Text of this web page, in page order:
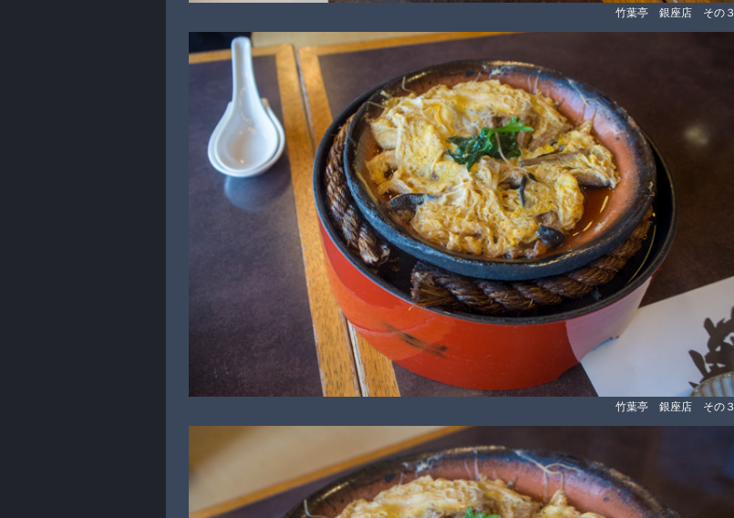
竹葉亭 銀座店 その３
竹葉亭 銀座店 その３